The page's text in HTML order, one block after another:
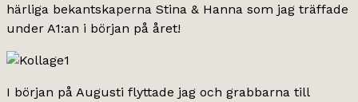
härliga bekantskaperna Stina & Hanna som jag träffade
under A1:an i början på året!
I början på Augusti flyttade jag och grabbarna till